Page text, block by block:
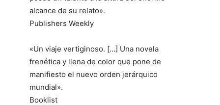
alcance de su relato».
Publishers Weekly
«Un viaje vertiginoso. […] Una novela
frenética y llena de color que pone de
manifiesto el nuevo orden jerárquico
mundial».
Booklist